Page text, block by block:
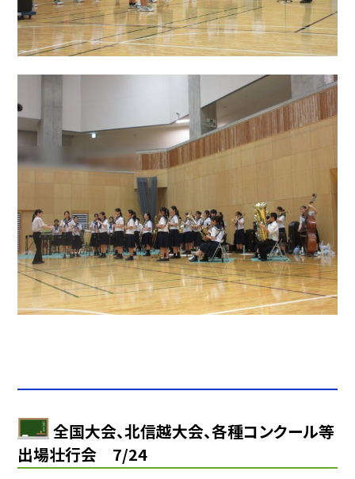
全国大会、北信越大会、各種コンクール等
出場壮行会 7/24